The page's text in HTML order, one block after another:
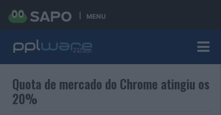
MENU
Quota de mercado do Chrome atingiu os
20%